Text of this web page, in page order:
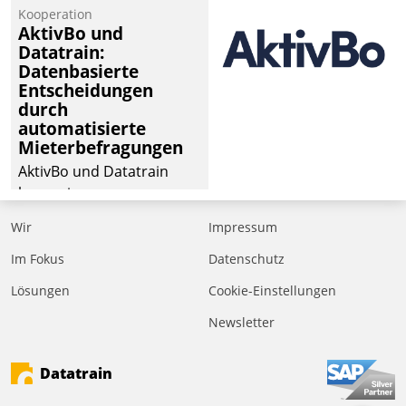
operativen
Instandhaltung in die
SAP-Systemlandschaft
deutscher
Wohnungsunternehmen
– und beschleunigt damit
den Weg vom
Mieteranliegen zum
Dienstleisterauftrag.
Kooperation
AktivBo und
Datatrain:
Datenbasierte
Entscheidungen
durch
automatisierte
Mieterbefragungen
AktivBo und Datatrain
kooperieren –
profitieren: Die nahtlose
Integration der Lösungen
Datatrain ermöglicht
Mieterbefragungen – eine
starke Grundlage für
Wir
Im Fokus
Lösungen
Impressum
Datenschutz
Cookie-Einstellungen
Newsletter
Datatrain